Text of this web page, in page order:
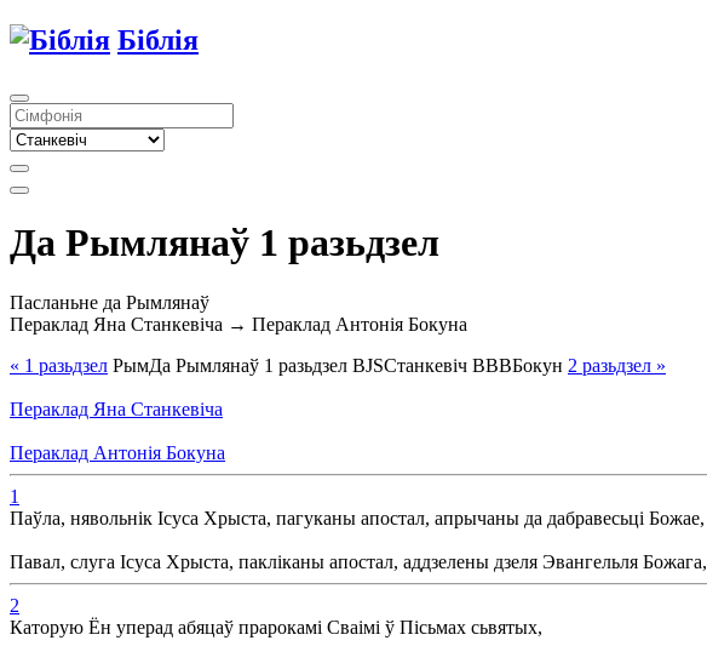
Біблія
Да Рымлянаў 1 разьдзел
Пасланьне да Рымлянаў
Пераклад Яна Станкевіча → Пераклад Антонія Бокуна
« 1 разьдзел РымДа Рымлянаў 1 разьдзел BJSСтанкевіч BBBБокун 2 разьдзел »
Пераклад Яна Станкевіча
Пераклад Антонія Бокуна
1
Паўла, нявольнік Ісуса Хрыста, пагуканы апостал, апрычаны да дабравесьці Божае,
Павал, слуга Ісуса Хрыста, пакліканы апостал, аддзелены дзеля Эвангельля Божага,
2
Каторую Ён уперад абяцаў прарокамі Сваімі ў Пісьмах сьвятых,